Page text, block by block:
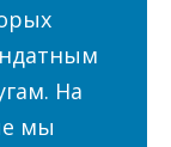
На
мы